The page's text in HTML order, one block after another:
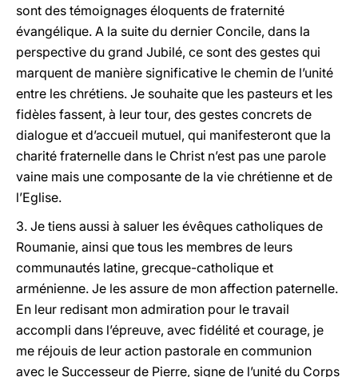
sont des témoignages éloquents de fraternité
évangélique. A la suite du dernier Concile, dans la
perspective du grand Jubilé, ce sont des gestes qui
marquent de manière significative le chemin de l’unité
entre les chrétiens. Je souhaite que les pasteurs et les
fidèles fassent, à leur tour, des gestes concrets de
dialogue et d’accueil mutuel, qui manifesteront que la
charité fraternelle dans le Christ n’est pas une parole
vaine mais une composante de la vie chrétienne et de
l’Eglise.
3. Je tiens aussi à saluer les évêques catholiques de
Roumanie, ainsi que tous les membres de leurs
communautés latine, grecque-catholique et
arménienne. Je les assure de mon affection paternelle.
En leur redisant mon admiration pour le travail
accompli dans l’épreuve, avec fidélité et courage, je
me réjouis de leur action pastorale en communion
avec le Successeur de Pierre, signe de l’unité du Corps